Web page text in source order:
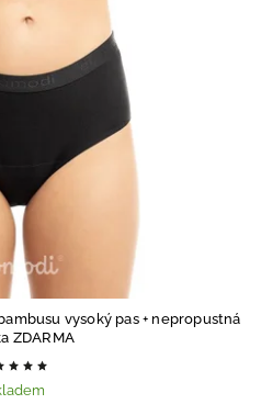
vysoký pas+ nepropustná
ZDARMA